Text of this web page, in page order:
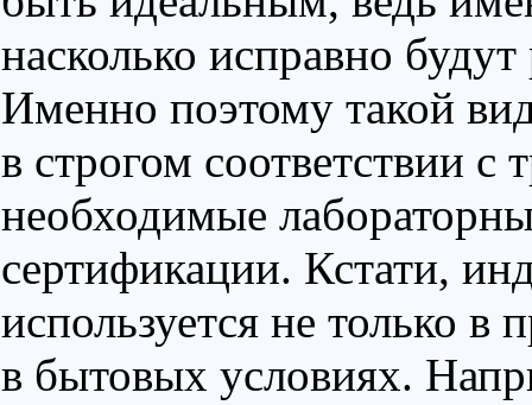
насколько исправно
Именно поэтому такой
в строгом соответствии
необходимые
сертификации. Кстати,
используется не только
в бытовых условиях.